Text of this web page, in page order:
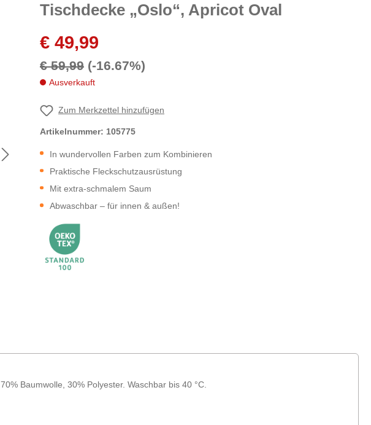
Tischdecke „Oslo“, Apricot Oval
€ 49,99
€ 59,99 (-16.67%)
Ausverkauft
Zum Merkzettel hinzufügen
Artikelnummer: 105775
In wundervollen Farben zum Kombinieren
Praktische Fleckschutzausrüstung
Mit extra-schmalem Saum
Abwaschbar – für innen & außen!
Baumwolle, 30% Polyester. Waschbar bis 40 °C.